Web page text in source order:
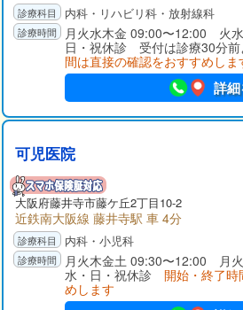
内科・リハビリ科・放射線科
月火水木金 09:00〜12:00 火
日・祝休診 受付は診療30分
間は直接の確認をおすすめしま
詳細
可児医院
大阪府藤井寺市藤ケ丘2丁目10-2
近鉄南大阪線 藤井寺駅 車 4分
内科・小児科
月火木金土 09:30〜12:00 月
水・日・祝休診 開始・終了時
めします